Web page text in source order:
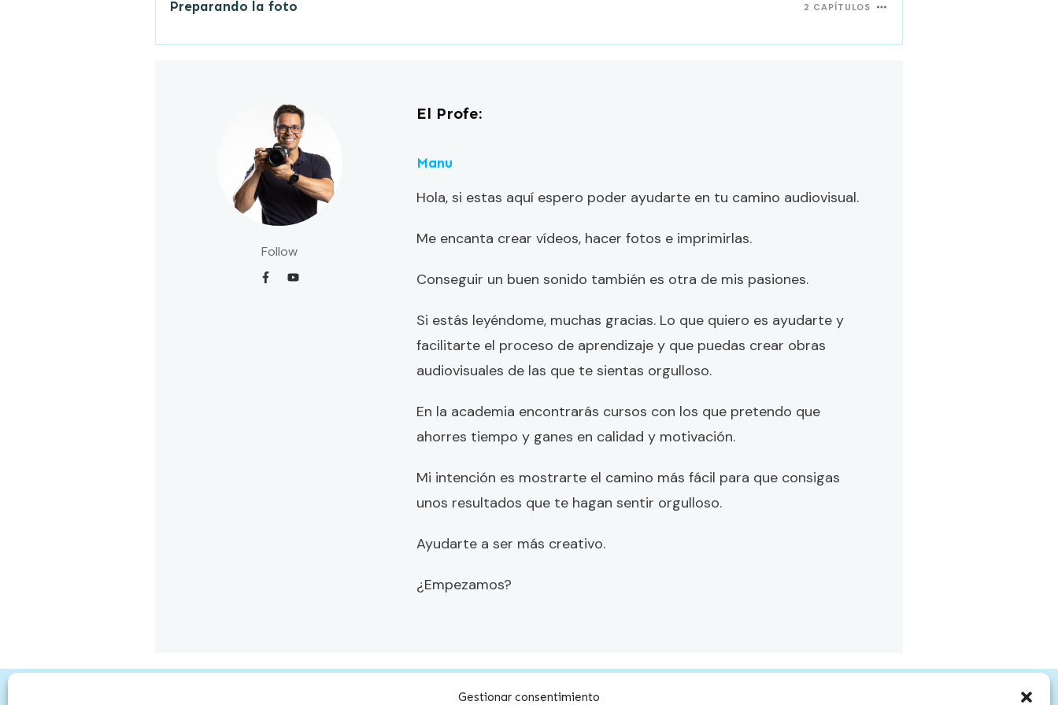
Gestionar consentimiento
Preparando la foto 2 CAPÍTULOS
Follow
El Profe:
Manu
Hola, si estas aquí espero poder ayudarte en tu camino audiovisual.
Me encanta crear vídeos, hacer fotos e imprimirlas.
Conseguir un buen sonido también es otra de mis pasiones.
Si estás leyéndome, muchas gracias. Lo que quiero es ayudarte y
facilitarte el proceso de aprendizaje y que puedas crear obras
audiovisuales de las que te sientas orgulloso.
En la academia encontrarás cursos con los que pretendo que
ahorres tiempo y ganes en calidad y motivación.
Mi intención es mostrarte el camino más fácil para que consigas
unos resultados que te hagan sentir orgulloso.
Ayudarte a ser más creativo.
¿Empezamos?